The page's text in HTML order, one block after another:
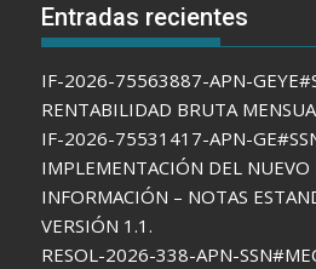
Entradas recientes
IF-2026-75563887-APN-
RENTABILIDAD BRUTA
IF-2026-75531417-APN-
IMPLEMENTACIÓN DEL NUEVO
INFORMACIÓN – NOTAS
VERSIÓN 1.1.
RESOL-2026-338-APN-